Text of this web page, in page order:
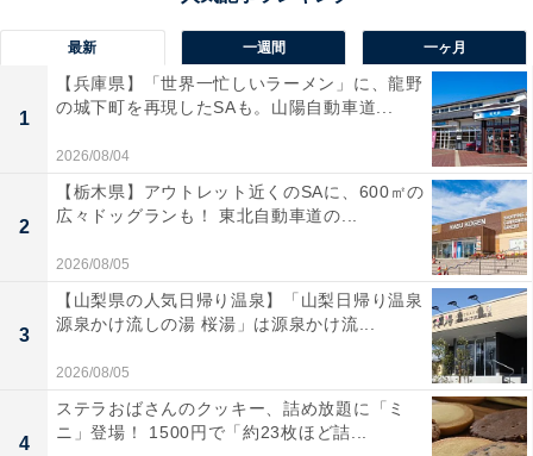
最新 一週間 一ヶ月
1
【兵庫県】「世界一忙しいラーメン」に、龍野
の城下町を再現したSAも。山陽自動車道...
2026/08/04
2
【栃木県】アウトレット近くのSAに、600㎡の
広々ドッグランも！ 東北自動車道の...
2026/08/05
3
【山梨県の人気日帰り温泉】「山梨日帰り温泉
源泉かけ流しの湯 桜湯」は源泉かけ流...
2026/08/05
4
ステラおばさんのクッキー、詰め放題に「ミ
ニ」登場！ 1500円で「約23枚ほど詰...